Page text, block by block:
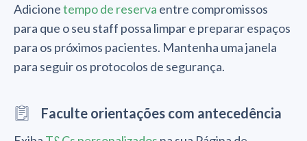
Adicionetempo de reserva entre compromissos
para que o seu staff possa limpar e preparar espaços
para os próximos pacientes. Mantenha uma janela
para seguir os protocolos de segurança.
Faculte orientações com antecedência